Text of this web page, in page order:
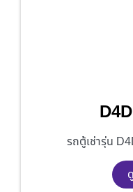
รถตู้เช่ารุ่น